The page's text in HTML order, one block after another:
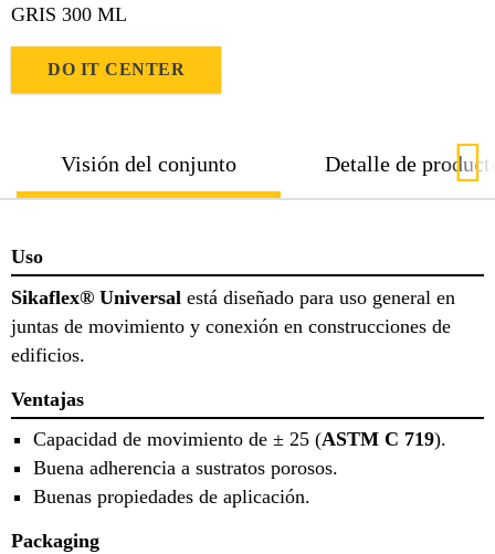
GRIS 300 ML
DO IT CENTER
Visión del conjunto Detalle de
Uso
Sikaflex® Universal está diseñado para uso general en
juntas de movimiento y conexión en construcciones de
edificios.
Ventajas
Capacidad de movimiento de ± 25 (ASTM C 719).
Buena adherencia a sustratos porosos.
Buenas propiedades de aplicación.
Packaging